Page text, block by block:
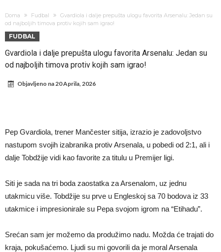
Infantino i ljubavnička veza: Kontroverzni detalji i novčana isplata iz
UEFA
Murinjo uvodi strogu disciplinu u Real Madrid. Ovo su tri nova
pravila
Arsenal za 138 miliona evra dovodi zvezdu Serie A?
Doma Fudbal
Gvardiola i dalje prepušta ulogu favorita Arsenalu: Jedan su
od najboljih timova protiv kojih sam igrao!
FUDBAL
Gvardiola i dalje prepušta ulogu favorita Arsenalu: Jedan su
od najboljih timova protiv kojih sam igrao!
Objavljeno na20 Aprila, 2026
Pep Gvardiola, trener Mančester sitija, izrazio je zadovoljstvo
nastupom svojih izabranika protiv Arsenala, u pobedi od 2:1, ali i
dalje Tobdžije vidi kao favorite za titulu u Premijer ligi.
Siti je sada na tri boda zaostatka za Arsenalom, uz jednu
utakmicu više. Tobdžije su prve u Engleskoj sa 70 bodova iz 33
utakmice i impresionirale su Pepa svojom igrom na “Etihadu”.
Srećan sam jer možemo da produžimo nadu. Možda će trajati do
kraja, pokušaćemo. Ljudi su mi govorili da je moral Arsenala